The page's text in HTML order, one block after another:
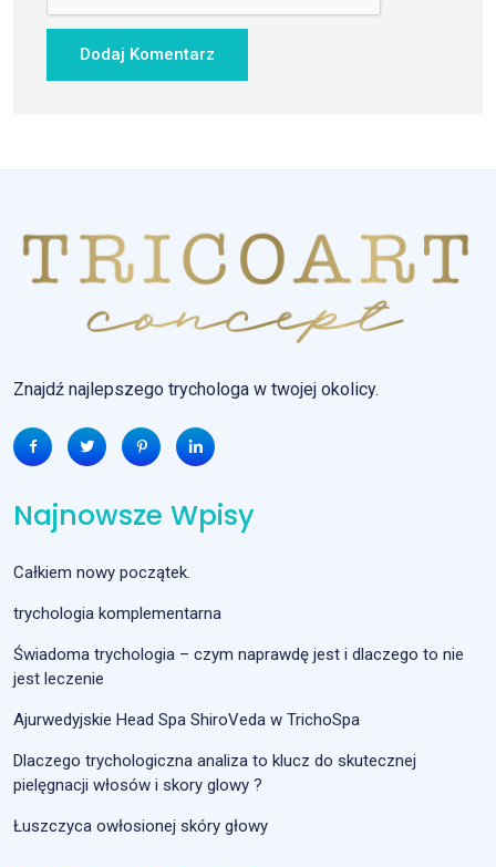
Znajdź najlepszego trychologa w twojej okolicy.
Najnowsze Wpisy
Całkiem nowy początek.
trychologia komplementarna
Świadoma trychologia – czym naprawdę jest i dlaczego to nie
jest leczenie
Ajurwedyjskie Head Spa ShiroVeda w TrichoSpa
Dlaczego trychologiczna analiza to klucz do skutecznej
pielęgnacji włosów i skory glowy ?
Łuszczyca owłosionej skóry głowy